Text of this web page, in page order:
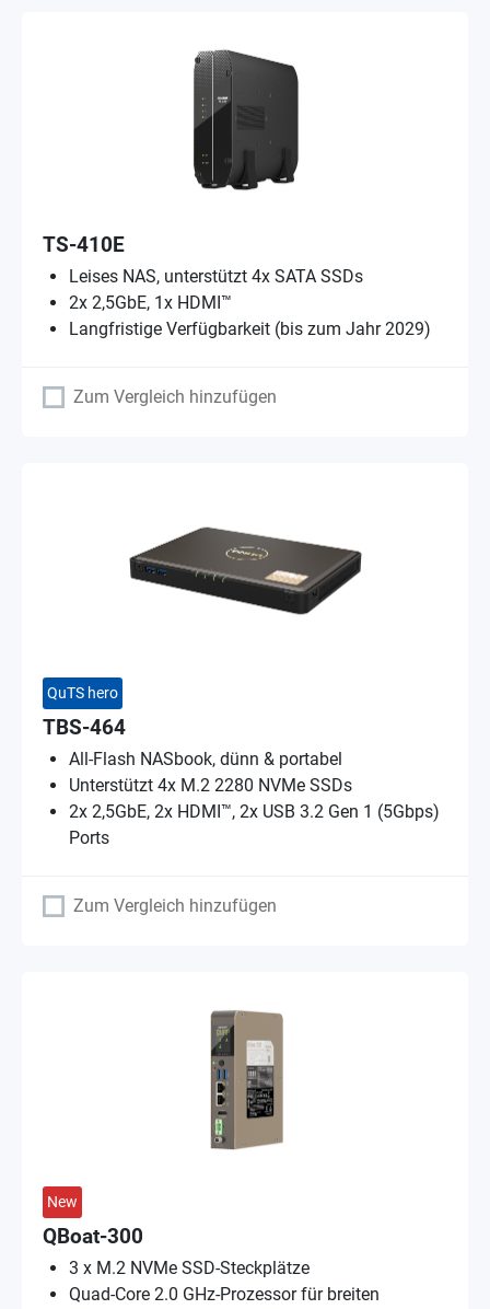
TS-410E
Leises NAS, unterstützt 4x SATA SSDs
2x 2,5GbE, 1x HDMI™
Langfristige Verfügbarkeit (bis zum Jahr 2029)
Zum Vergleich hinzufügen
QuTS hero
TBS-464
All-Flash NASbook, dünn & portabel
Unterstützt 4x M.2 2280 NVMe SSDs
2x 2,5GbE, 2x HDMI™, 2x USB 3.2 Gen 1 (5Gbps)
Ports
Zum Vergleich hinzufügen
New
QBoat-300
3 x M.2 NVMe SSD-Steckplätze
Quad-Core 2.0 GHz-Prozessor für breiten